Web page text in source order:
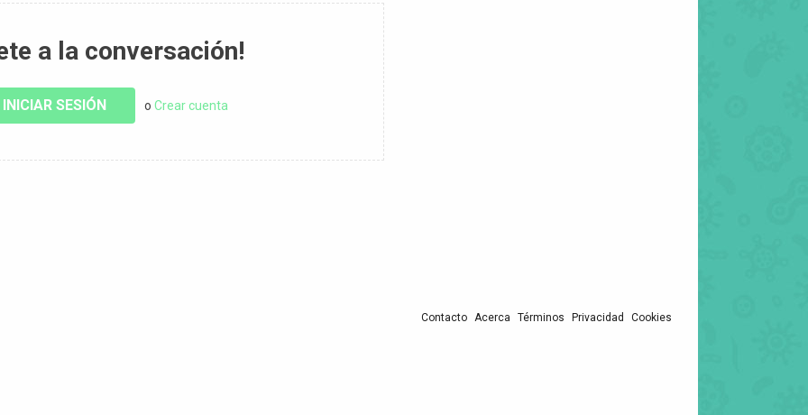
a la conversación!
INICIAR SESIÓN o Crear cuenta
Contacto Acerca Términos Privacidad Cookies